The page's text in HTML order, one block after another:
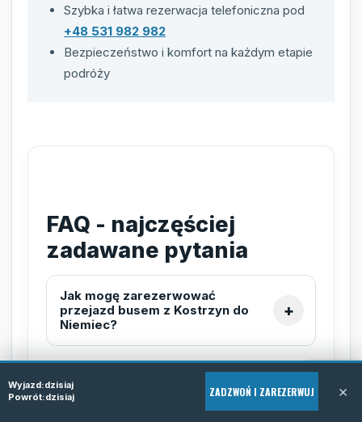
Szybka i łatwa rezerwacja telefoniczna pod
+48 531 982 982
Bezpieczeństwo i komfort na każdym etapie
podróży
FAQ - najczęściej
zadawane pytania
Jak mogę zarezerwować
przejazd busem z Kostrzyn do
Niemiec?
Czy busy odbierają pasażerów
spod wskazanego adresu w
Wyjazd:dzisiaj
Powrót:dzisiaj ZADZWOŃ I ZAREZERWUJ ×